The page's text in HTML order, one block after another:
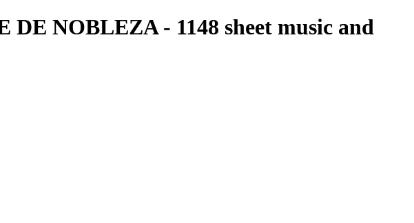
NOBLEZA - 1148 sheet music and